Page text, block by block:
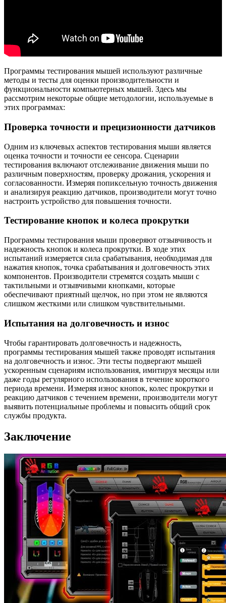
Программы тестирования мышей используют различные
методы и тесты для оценки производительности и
функциональности компьютерных мышей. Здесь мы
рассмотрим некоторые общие методологии, используемые в
этих программах:
Проверка точности и прецизионности датчиков
Одним из ключевых аспектов тестирования мыши является
оценка точности и точности ее сенсора. Сценарии
тестирования включают отслеживание движения мыши по
различным поверхностям, проверку дрожания, ускорения и
согласованности. Измеряя попиксельную точность движения
и анализируя реакцию датчиков, производители могут точно
настроить устройство для повышения точности.
Тестирование кнопок и колеса прокрутки
Программы тестирования мыши проверяют отзывчивость и
надежность кнопок и колеса прокрутки. В ходе этих
испытаний измеряется сила срабатывания, необходимая для
нажатия кнопок, точка срабатывания и долговечность этих
компонентов. Производители стремятся создать мыши с
тактильными и отзывчивыми кнопками, которые
обеспечивают приятный щелчок, но при этом не являются
слишком жесткими или слишком чувствительными.
Испытания на долговечность и износ
Чтобы гарантировать долговечность и надежность,
программы тестирования мышей также проводят испытания
на долговечность и износ. Эти тесты подвергают мышей
ускоренным сценариям использования, имитируя месяцы или
даже годы регулярного использования в течение короткого
периода времени. Измеряя износ кнопок, колес прокрутки и
реакцию датчиков с течением времени, производители могут
выявить потенциальные проблемы и повысить общий срок
службы продукта.
Заключение